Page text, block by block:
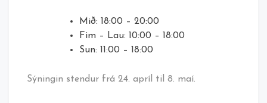
Mið: 18:00 – 20:00
Fim – Lau: 10:00 – 18:00
Sun: 11:00 – 18:00
Sýningin stendur frá 24. apríl til 8. maí.